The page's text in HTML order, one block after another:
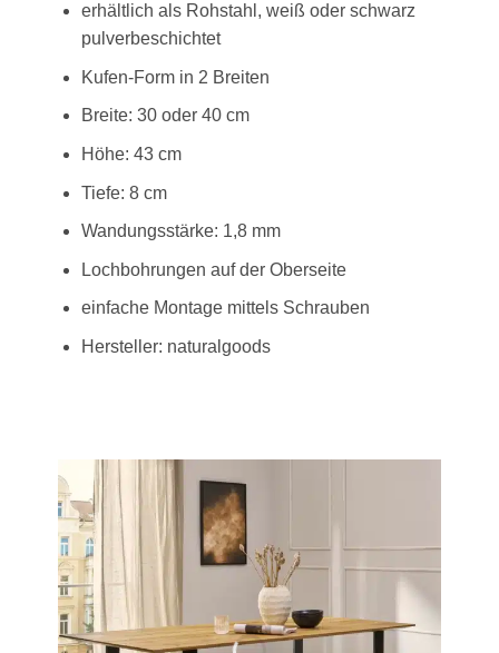
erhältlich als Rohstahl, weiß oder schwarz
pulverbeschichtet
Kufen-Form in 2 Breiten
Breite: 30 oder 40 cm
Höhe: 43 cm
Tiefe: 8 cm
Wandungsstärke: 1,8 mm
Lochbohrungen auf der Oberseite
einfache Montage mittels Schrauben
Hersteller: naturalgoods